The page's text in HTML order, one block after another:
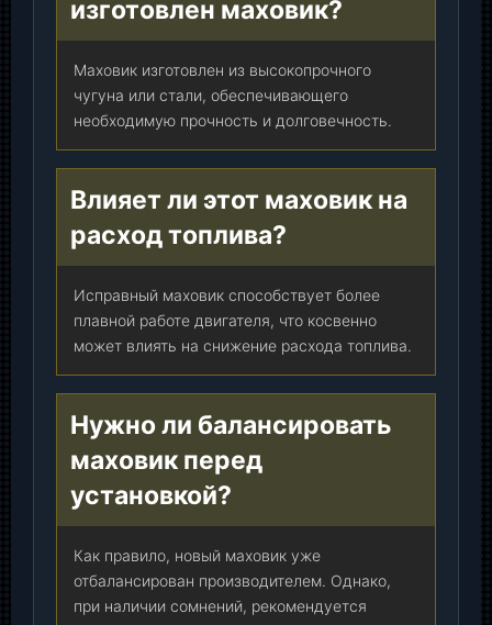
изготовлен маховик?
Маховик изготовлен из высокопрочного
чугуна или стали, обеспечивающего
необходимую прочность и долговечность.
Влияет ли этот маховик на
расход топлива?
Исправный маховик способствует более
плавной работе двигателя, что косвенно
может влиять на снижение расхода топлива.
Нужно ли балансировать
маховик перед
установкой?
Как правило, новый маховик уже
отбалансирован производителем. Однако,
при наличии сомнений, рекомендуется